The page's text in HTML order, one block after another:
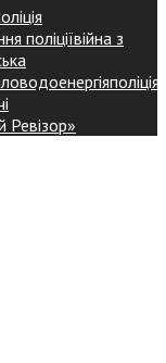
поліціївійна з
поліція
Ревізор»